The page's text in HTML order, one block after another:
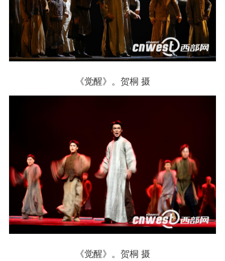
《觉醒》。贺桐 摄
《觉醒》。贺桐 摄